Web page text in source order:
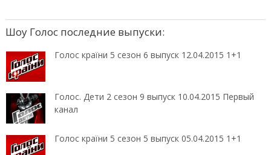
Шоу Голос последние выпуски:
Голос країни 5 сезон 6 выпуск 12.04.2015 1+1
Голос. Дети 2 сезон 9 выпуск 10.04.2015 Первый
канал
Голос країни 5 сезон 5 выпуск 05.04.2015 1+1